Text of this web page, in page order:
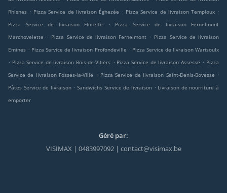
Rhisnes . Pizza Service de livraison Éghezée . Pizza Service de livraison Temploux .
Pizza Service de livraison Floreffe
.
Pizza Service de livraison Fernelmont
Marchovelette
. Pizza Service de livraison Fernelmont . Pizza Service de livraison
Emines . Pizza Service de livraison Profondeville . Pizza Service de livraison Warisoulx
. Pizza Service de livraison Bois-de-Villers . Pizza Service de livraison Assesse . Pizza
Service de livraison Fosses-la-Ville
. Pizza Service de livraison Saint-Denis-Bovesse .
Pâtes Service de livraison . Sandwichs Service de livraison . Livraison de nourriture à
emporter
Géré par:
VISIMAX | 0483997092 | contact@visimax.be